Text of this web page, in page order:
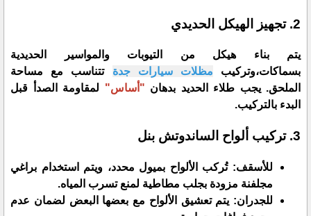
​2. تجهيز الهيكل الحديدي
​يتم بناء هيكل من التيوبات والمواسير الحديدية
بسماكات،وتركيب مظلات سيارات جدة تتناسب مع مساحة
الملحق. يجب طلاء الحديد بدهان "أساس" لمقاومة الصدأ قبل
البدء بالتركيب.
​3. تركيب ألواح الساندوتش بنل
​للأسقف: تُركب الألواح بميول محدد، ويتم استخدام براغي
مجلفنة مزودة بجلب مطاطية لمنع تسرب المياه.
​للجدران: يتم تعشيق الألواح مع بعضها البعض لضمان عدم